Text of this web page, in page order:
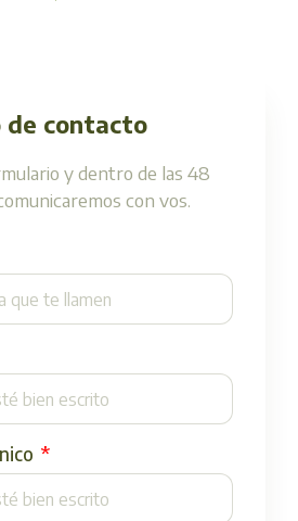
de contacto
y dentro de las 48
con vos.